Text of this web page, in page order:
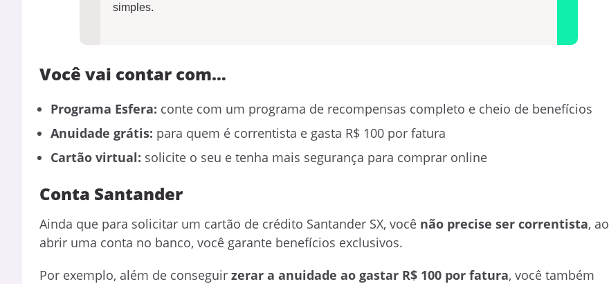
simples.
Você vai contar com…
Programa Esfera: conte com um programa de recompensas completo e cheio de benefícios
Anuidade grátis: para quem é correntista e gasta R$ 100 por fatura
Cartão virtual: solicite o seu e tenha mais segurança para comprar online
Conta Santander
Ainda que para solicitar um cartão de crédito Santander SX, você não precise ser correntista, ao
abrir uma conta no banco, você garante benefícios exclusivos.
Por exemplo, além de conseguir zerar a anuidade ao gastar R$ 100 por fatura, você também